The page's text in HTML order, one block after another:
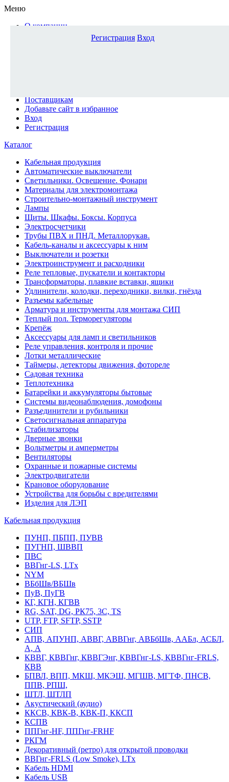
Меню
О компании
Поставщикам
Добавьте сайт в избранное
Вход
Регистрация
Каталог
Кабельная продукция
Автоматические выключатели
Светильники. Освещение. Фонари
Материалы для электромонтажа
Строительно-монтажный инструмент
Лампы
Щиты. Шкафы. Боксы. Корпуса
Электросчетчики
Трубы ПВХ и ПНД. Металлорукав.
Кабель-каналы и аксессуары к ним
Выключатели и розетки
Электроинструмент и расходники
Реле тепловые, пускатели и контакторы
Трансформаторы, плавкие вставки, ящики
Удлинители, колодки, переходники, вилки, гнёзда
Разъемы кабельные
Арматура и инструменты для монтажа СИП
Теплый пол. Терморегуляторы
Крепёж
Аксессуары для ламп и светильников
Реле управления, контроля и прочие
Лотки металлические
Таймеры, детекторы движения, фотореле
Садовая техника
Теплотехника
Батарейки и аккумуляторы бытовые
Системы видеонаблюдения, домофоны
Разъединители и рубильники
Светосигнальная аппаратура
Стабилизаторы
Дверные звонки
Вольтметры и амперметры
Вентиляторы
Охранные и пожарные системы
Электродвигатели
Крановое оборудование
Устройства для борьбы с вредителями
Изделия для ЛЭП
Кабельная продукция
ПУНП, ПБПП, ПУВВ
ПУГНП, ШВВП
ПВС
ВВГнг-LS, LTx
NYM
ВБбШв/ВБШв
ПуВ, ПуГВ
КГ, КГН, КГВВ
RG, SAT, DG, РК75, 3С, TS
UTP, FTP, SFTP, SSTP
СИП
АПВ, АПУНП, АВВГ, АВВГнг, АВБбШв, ААБл, АСБЛ,
А, А
КВВГ, КВВГнг, КВВГЭнг, КВВГнг-LS, КВВГнг-FRLS,
КВВ
БПВЛ, ВПП, МКШ, МКЭШ, МГШВ, МГТФ, ПНСВ,
ППВ, РПШ,
ШТЛ, ШТЛП
Акустический (аудио)
ККСВ, КВК-В, КВК-П, ККСП
КСПВ
ППГнг-HF, ППГнг-FRHF
РКГМ
Декоративный (ретро) для открытой проводки
ВВГнг-FRLS (Low Smoke), LTx
Кабель HDMI
Кабель USB
Регистрация Вход